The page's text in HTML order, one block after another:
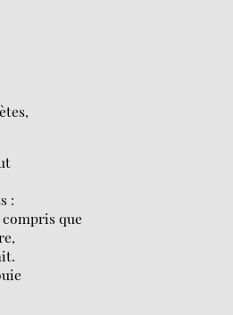
:
compris que